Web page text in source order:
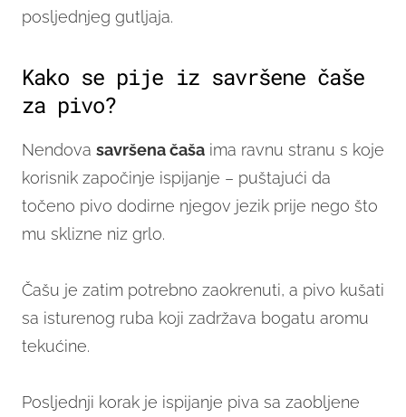
posljednjeg gutljaja.
Kako se pije iz savršene čaše
za pivo?
Nendova savršena čaša ima ravnu stranu s koje
korisnik započinje ispijanje – puštajući da
točeno pivo dodirne njegov jezik prije nego što
mu sklizne niz grlo.
Čašu je zatim potrebno zaokrenuti, a pivo kušati
sa isturenog ruba koji zadržava bogatu aromu
tekućine.
Posljednji korak je ispijanje piva sa zaobljene